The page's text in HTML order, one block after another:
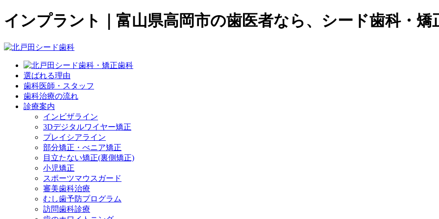
インプラント｜富山県高岡市の歯医者なら、シード歯科・矯
選ばれる理由
歯科医師・スタッフ
歯科治療の流れ
診療案内
インビザライン
3Dデジタルワイヤー矯正
プレイシアライン
部分矯正・べニア矯正
目立たない矯正(裏側矯正)
小児矯正
スポーツマウスガード
審美歯科治療
むし歯予防プログラム
訪問歯科診療